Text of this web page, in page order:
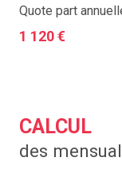
Quote part
1 120 €
CALCUL
des